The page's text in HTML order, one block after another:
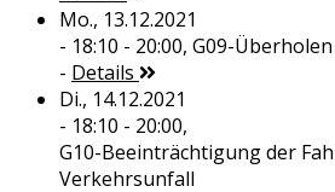
Mo., 13.12.2021
- 18:10 - 20:00, G09-
- Details
Di., 14.12.2021
- 18:10 - 20:00,
G10-Beeinträchtigung der
Verkehrsunfall